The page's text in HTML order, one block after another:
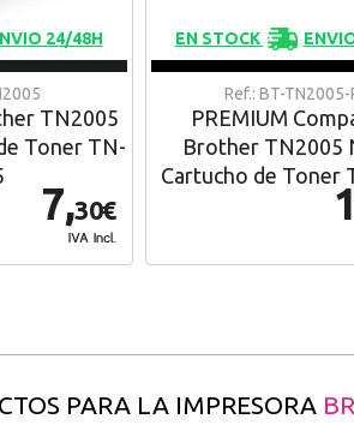
24/48H
TN2005
Toner TN-
7,30€
IVA Incl.
EN STOCK
Ref.: BT-TN2005-
PREMIUM
Brother TN2005
Cartucho de Toner
PARA LA IMPRESORA